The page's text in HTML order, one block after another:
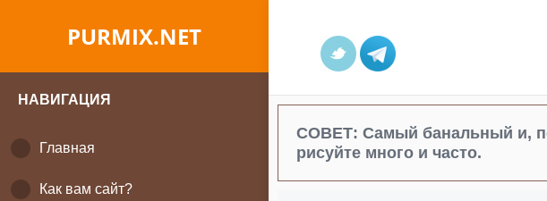
PURMIX.NET
НАВИГАЦИЯ
Главная
Как вам сайт?
СОВЕТ: Самый банальный и,
рисуйте много и часто.